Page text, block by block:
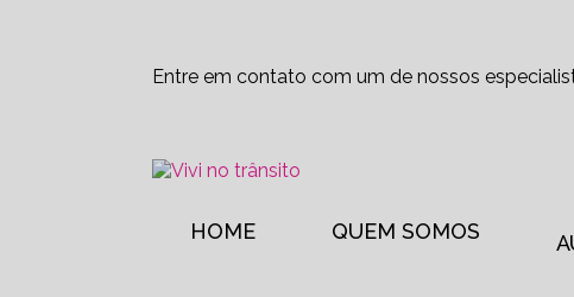
Entre em contato com um de nossos
HOME QUEM SOMOS